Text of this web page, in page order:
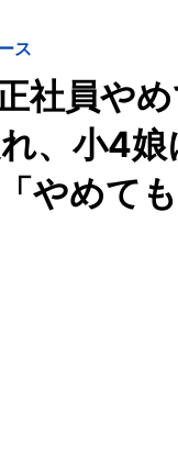
ス
社員や
、小4
やめて